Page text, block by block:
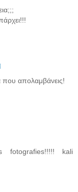
που απολαμβάνεις!
kali